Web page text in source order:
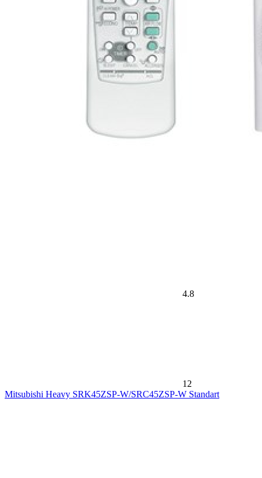
4.8
12
Mitsubishi Heavy SRK45ZSP-W/SRC45ZSP-W Standart